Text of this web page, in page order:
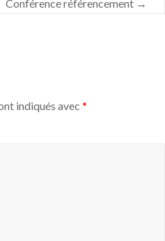
Conférence référencement →
indiqués avec *